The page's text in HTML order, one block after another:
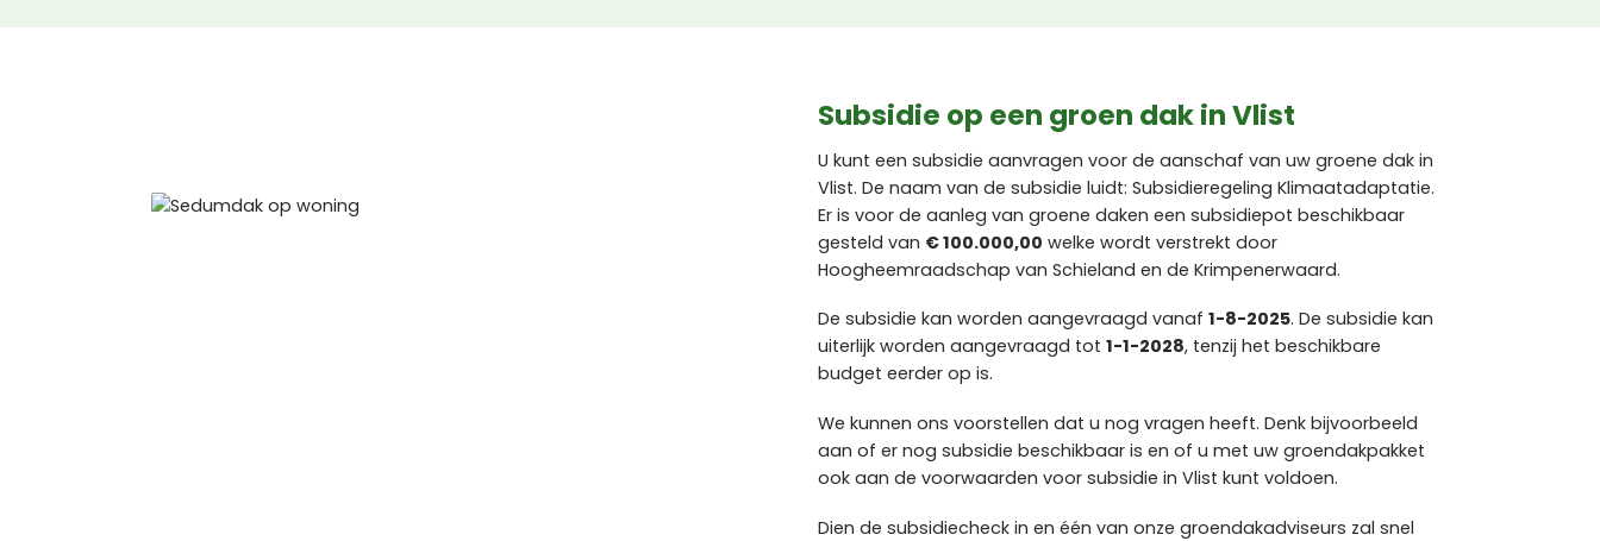
Subsidie op een groen dak in Vlist
U kunt een subsidie aanvragen voor de aanschaf van uw groene dak in
Vlist. De naam van de subsidie luidt: Subsidieregeling Klimaatadaptatie.
Er is voor de aanleg van groene daken een subsidiepot beschikbaar
gesteld van € 100.000,00 welke wordt verstrekt door
Hoogheemraadschap van Schieland en de Krimpenerwaard.
De subsidie kan worden aangevraagd vanaf 1-8-2025. De subsidie kan
uiterlijk worden aangevraagd tot 1-1-2028, tenzij het beschikbare
budget eerder op is.
We kunnen ons voorstellen dat u nog vragen heeft. Denk bijvoorbeeld
aan of er nog subsidie beschikbaar is en of u met uw groendakpakket
ook aan de voorwaarden voor subsidie in Vlist kunt voldoen.
Dien de subsidiecheck in en één van onze groendakadviseurs zal snel